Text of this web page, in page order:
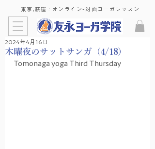
東京,荻窪 : ​オンライン-対面ヨーガレッスン
木曜夜のサットサンガ（4/18）
2024年4月16日
Tomonaga yoga Third Thursday